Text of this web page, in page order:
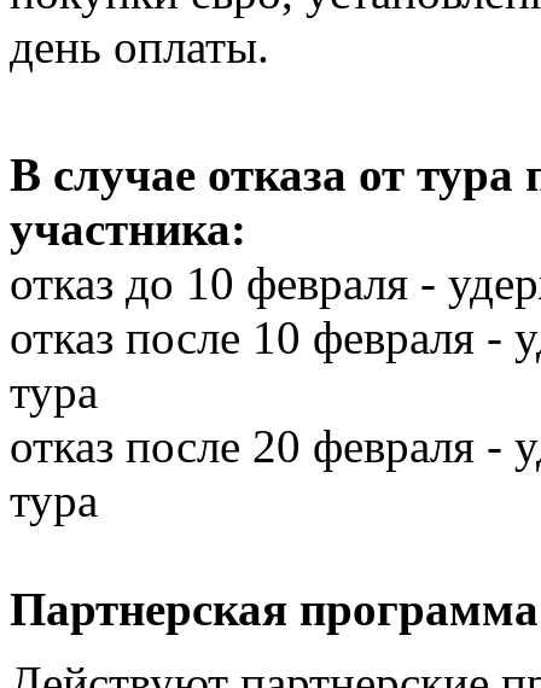
день оплаты.
В случае отказа от тура
участника:
отказ до 10 февраля -
отказ после 10 февраля -
тура
отказ после 20 февраля -
тура
Партнерская